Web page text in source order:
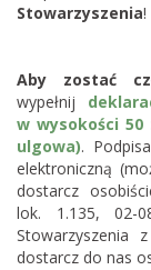
Stowarzyszenia!
Aby zostać
wypełnij
w wysokości 50
ulgowa).
elektroniczną
dostarcz
lok. 1.135, 02-
Stowarzyszenia
dostarcz do nas